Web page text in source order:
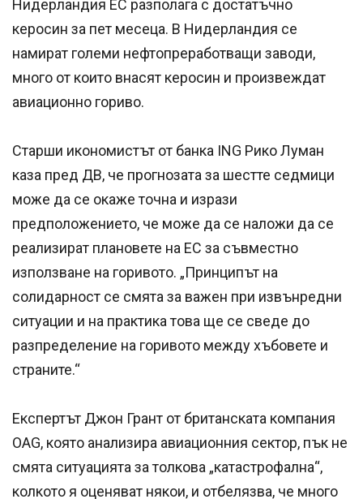
Нидерландия ЕС разполага с достатъчно
керосин за пет месеца. В Нидерландия се
намират големи нефтопреработващи заводи,
много от които внасят керосин и произвеждат
авиационно гориво.
Старши икономистът от банка ING Рико Луман
каза пред ДВ, че прогнозата за шестте седмици
може да се окаже точна и изрази
предположението, че може да се наложи да се
реализират плановете на ЕС за съвместно
използване на горивото. „Принципът на
солидарност се смята за важен при извънредни
ситуации и на практика това ще се сведе до
разпределение на горивото между хъбовете и
страните.“
Експертът Джон Грант от британската компания
OAG, която анализира авиационния сектор, пък не
смята ситуацията за толкова „катастрофална“,
колкото я оценяват някои, и отбелязва, че много